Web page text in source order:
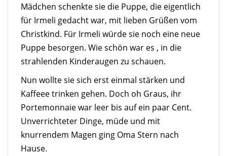
Mädchen schenkte sie die Puppe, die eigentlich
für Irmeli gedacht war, mit lieben Grüßen vom
Christkind. Für Irmeli würde sie noch eine neue
Puppe besorgen. Wie schön war es , in die
strahlenden Kinderaugen zu schauen.
Nun wollte sie sich erst einmal stärken und
Kaffeee trinken gehen. Doch oh Graus, ihr
Portemonnaie war leer bis auf ein paar Cent.
Unverrichteter Dinge, müde und mit
knurrendem Magen ging Oma Stern nach
Hause.